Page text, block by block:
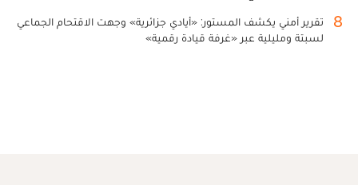
8
تقرير أمني يكشف المستور: «أيادي جزائرية» وجهت الاقتحام الجماعي
لسبتة ومليلية عبر «غرفة قيادة رقمية»